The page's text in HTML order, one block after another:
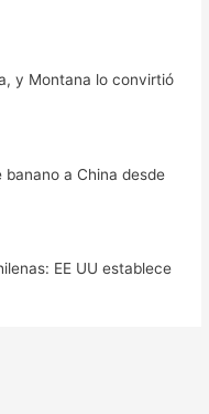
y Montana lo convirtió
a China desde
EE UU establece